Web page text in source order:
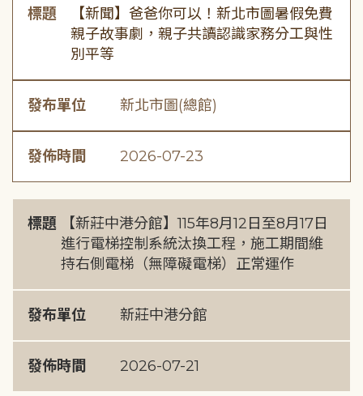
標題
【新聞】爸爸你可以！新北市圖暑假免費
親子故事劇，親子共讀認識家務分工與性
別平等
發布單位 新北市圖(總館)
發佈時間 2026-07-23
標題
【新莊中港分館】115年8月12日至8月17日
進行電梯控制系統汰換工程，施工期間維
持右側電梯（無障礙電梯）正常運作
發布單位 新莊中港分館
發佈時間 2026-07-21